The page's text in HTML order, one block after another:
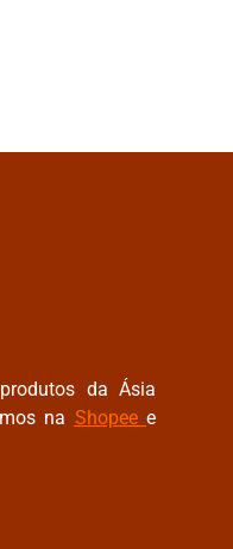
da Ásia
na Shopee e